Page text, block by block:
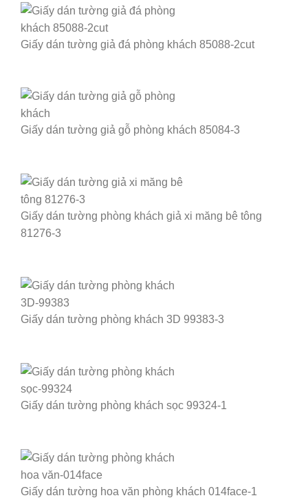
Giấy dán tường giả đá phòng khách 85088-2cut
Giấy dán tường giả gỗ phòng khách 85084-3
Giấy dán tường phòng khách giả xi măng bê tông
81276-3
Giấy dán tường phòng khách 3D 99383-3
Giấy dán tường phòng khách sọc 99324-1
Giấy dán tường hoa văn phòng khách 014face-1